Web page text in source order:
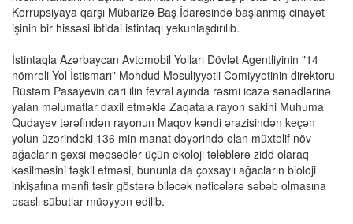
Korrupsiyaya qarşı Mübarizə Baş İdarəsində başlanmış cinayət
işinin bir hissəsi ibtidai istintaqı yekunlaşdırılıb.
İstintaqla Azərbaycan Avtomobil Yolları Dövlət Agentliyinin "14
nömrəli Yol İstismarı" Məhdud Məsuliyyətli Cəmiyyətinin direktoru
Rüstəm Pasayevin cari ilin fevral ayında rəsmi icazə sənədlərinə
yalan məlumatlar daxil etməklə Zaqatala rayon sakini Muhuma
Qudayev tərəfindən rayonun Maqov kəndi ərazisindən keçən
yolun üzərindəki 136 min manat dəyərində olan müxtəlif növ
ağacların şəxsi məqsədlər üçün ekoloji tələblərə zidd olaraq
kəsilməsini təşkil etməsi, bununla da çoxsaylı ağacların bioloji
inkişafına mənfi təsir göstərə biləcək nəticələrə səbəb olmasına
əsaslı sübutlar müəyyən edilib.